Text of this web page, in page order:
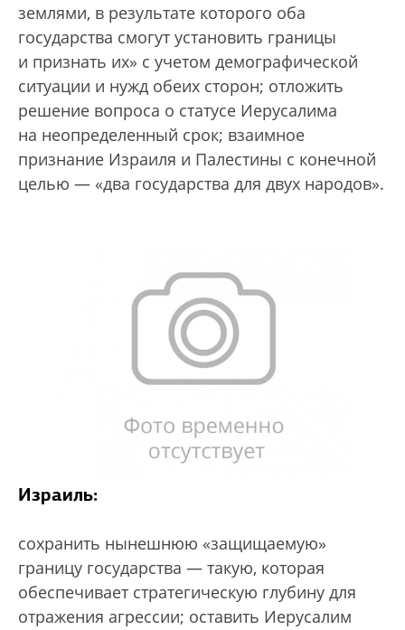
землями, в результате которого оба
государства смогут установить границы
и признать их» с учетом демографической
ситуации и нужд обеих сторон; отложить
решение вопроса о статусе Иерусалима
на неопределенный срок; взаимное
признание Израиля и Палестины с конечной
целью — «два государства для двух народов».
Израиль:
сохранить нынешнюю «защищаемую»
границу государства — такую, которая
обеспечивает стратегическую глубину для
отражения агрессии; оставить Иерусалим